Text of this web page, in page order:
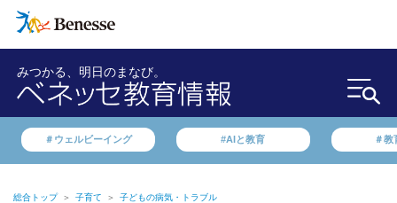
みつかる、明日のまなび。
＃ウェルビーイング #AIと教育 ＃教
総合トップ ＞ 子育て ＞ 子どもの病気・トラブル